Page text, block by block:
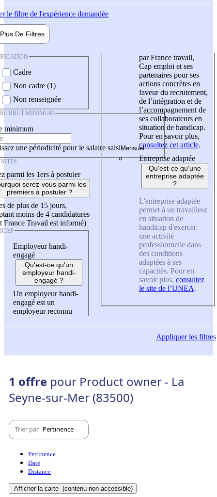
le filtre de l'expérience demandée
Plus De Filtres
Cadre
Non cadre (1)
Non renseignée
BRUT MINIMUM
minimum
une périodicité pour le salaire saisi
parmi les 1ers à postuler
serez-vous parmi les
premiers à postuler ?
de plus de 15 jours,
moins de 4 candidatures
France Travail est informé)
Employeur handi-
engagé
Qu'est-ce qu'un
employeur handi-
engagé ?
Un employeur handi-
engagé est un
employeur reconnu
par France travail,
Cap emploi et ses
partenaires pour ses
actions concrètes en
faveur du recrutement,
de l’intégration et de
l’accompagnement de
ses collaborateurs en
situation de handicap.
Pour en savoir plus,
consultez cet article.
Entreprise adaptée
Qu'est-ce qu'une
entreprise adaptée
?
L'entreprise adaptée
permet à un travailleur
en situation de
handicap d'exercer
une activité
professionnelle dans
des conditions
adaptées à ses
capacités. Pour en
savoir plus, consultez
le site de l’UNEA.
Appliquerles filtres
1 offre pour Product owner - La
Seyne-sur-Mer (83500)
Trier par Pertinence
Pertinence
Date
Distance
Afficher la carte (contenu non-accessible)